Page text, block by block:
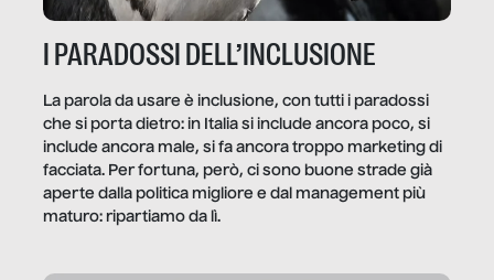
I PARADOSSI DELL’INCLUSIONE
La parola da usare è inclusione, con tutti i paradossi
che si porta dietro: in Italia si include ancora poco, si
include ancora male, si fa ancora troppo marketing di
facciata. Per fortuna, però, ci sono buone strade già
aperte dalla politica migliore e dal management più
maturo: ripartiamo da lì.